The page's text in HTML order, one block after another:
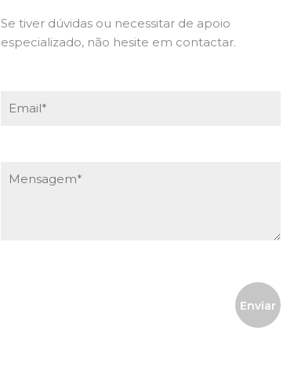
Se tiver dúvidas ou necessitar de apoio
especializado, não hesite em contactar.